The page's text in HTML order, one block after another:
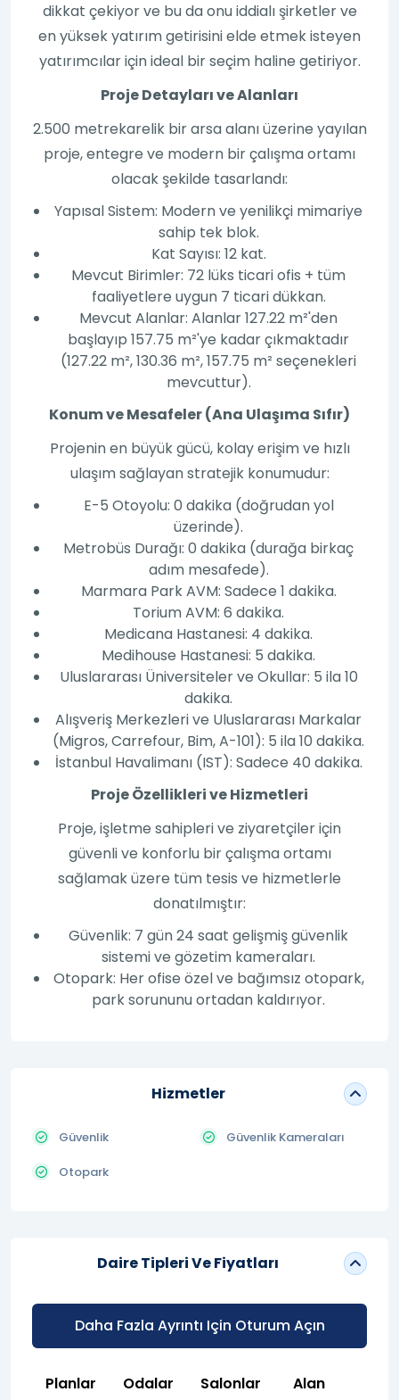
dikkat çekiyor ve bu da onu iddialı şirketler ve
en yüksek yatırım getirisini elde etmek isteyen
yatırımcılar için ideal bir seçim haline getiriyor.
Proje Detayları ve Alanları
2.500 metrekarelik bir arsa alanı üzerine yayılan
proje, entegre ve modern bir çalışma ortamı
olacak şekilde tasarlandı:
Yapısal Sistem: Modern ve yenilikçi mimariye
sahip tek blok.
Kat Sayısı: 12 kat.
Mevcut Birimler: 72 lüks ticari ofis + tüm
faaliyetlere uygun 7 ticari dükkan.
Mevcut Alanlar: Alanlar 127.22 m²'den
başlayıp 157.75 m²'ye kadar çıkmaktadır
(127.22 m², 130.36 m², 157.75 m² seçenekleri
mevcuttur).
Konum ve Mesafeler (Ana Ulaşıma Sıfır)
Projenin en büyük gücü, kolay erişim ve hızlı
ulaşım sağlayan stratejik konumudur:
E-5 Otoyolu: 0 dakika (doğrudan yol
üzerinde).
Metrobüs Durağı: 0 dakika (durağa birkaç
adım mesafede).
Marmara Park AVM: Sadece 1 dakika.
Torium AVM: 6 dakika.
Medicana Hastanesi: 4 dakika.
Medihouse Hastanesi: 5 dakika.
Uluslararası Üniversiteler ve Okullar: 5 ila 10
dakika.
Alışveriş Merkezleri ve Uluslararası Markalar
(Migros, Carrefour, Bim, A-101): 5 ila 10 dakika.
İstanbul Havalimanı (IST): Sadece 40 dakika.
Proje Özellikleri ve Hizmetleri
Proje, işletme sahipleri ve ziyaretçiler için
güvenli ve konforlu bir çalışma ortamı
sağlamak üzere tüm tesis ve hizmetlerle
donatılmıştır:
Güvenlik: 7 gün 24 saat gelişmiş güvenlik
sistemi ve gözetim kameraları.
Otopark: Her ofise özel ve bağımsız otopark,
park sorununu ortadan kaldırıyor.
Hizmetler
Güvenlik Güvenlik Kameraları
Otopark
Daire Tipleri Ve Fiyatları
Daha Fazla Ayrıntı Için Oturum Açın
Planlar Odalar Salonlar Alan